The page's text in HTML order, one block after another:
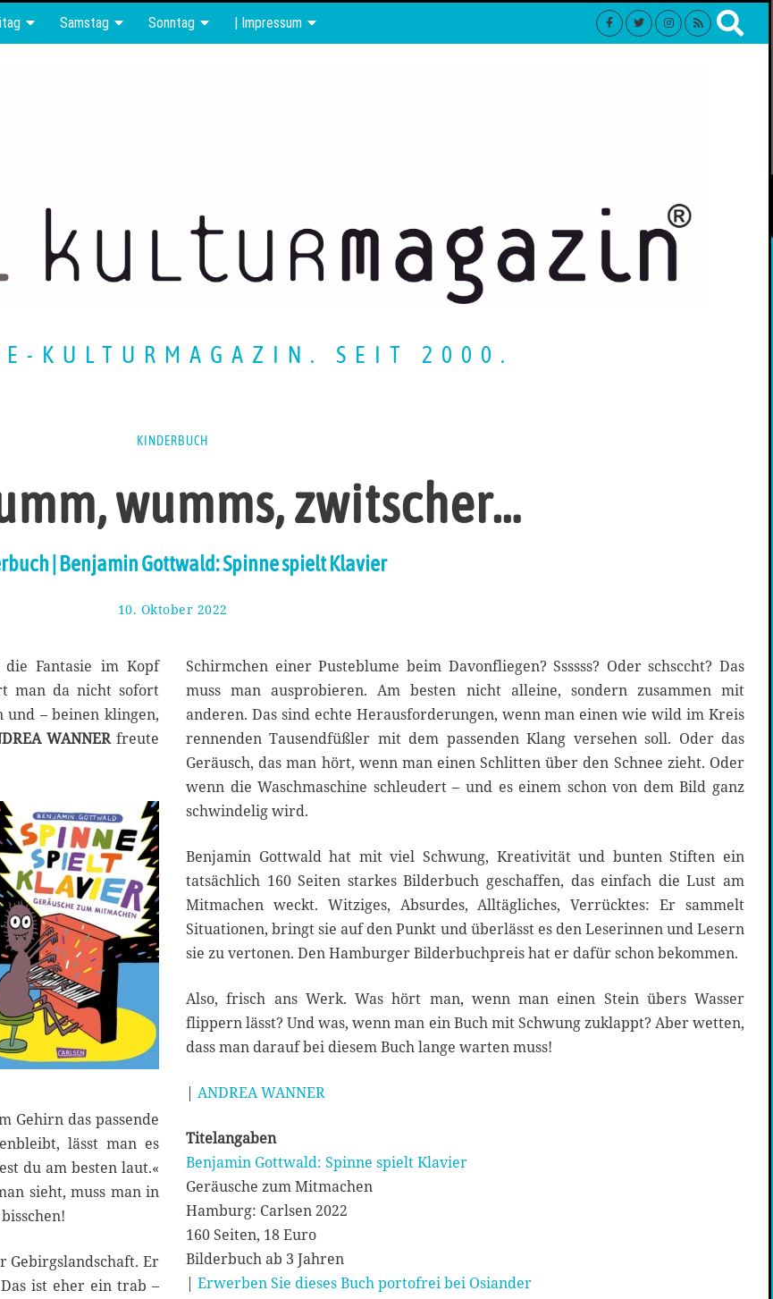
Samstag Sonntag | Impressum
KULTURMAGAZIN. SEIT 2000.
KINDERBUCH
wumms, zwitscher…
| Benjamin Gottwald: Spinne spielt Klavier
10. Oktober 2022
O
t
o
b
r
2
0
Fantasie im Kopf
man da nicht sofort
und – beinen klingen,
WANNER freute
Gehirn das passende
lässt man es
du am besten laut.«
sieht, muss man in
Gebirgslandschaft. Er
ist eher ein trab –
Schirmchen einer Pusteblume beim Davonfliegen? Ssssss? Oder schsccht? Das
muss man ausprobieren. Am besten nicht alleine, sondern zusammen mit
anderen. Das sind echte Herausforderungen, wenn man einen wie wild im Kreis
rennenden Tausendfüßler mit dem passenden Klang versehen soll. Oder das
Geräusch, das man hört, wenn man einen Schlitten über den Schnee zieht. Oder
wenn die Waschmaschine schleudert – und es einem schon von dem Bild ganz
schwindelig wird.
Benjamin Gottwald hat mit viel Schwung, Kreativität und bunten Stiften ein
tatsächlich 160 Seiten starkes Bilderbuch geschaffen, das einfach die Lust am
Mitmachen weckt. Witziges, Absurdes, Alltägliches, Verrücktes: Er sammelt
Situationen, bringt sie auf den Punkt und überlässt es den Leserinnen und Lesern
sie zu vertonen. Den Hamburger Bilderbuchpreis hat er dafür schon bekommen.
Also, frisch ans Werk. Was hört man, wenn man einen Stein übers Wasser
flippern lässt? Und was, wenn man ein Buch mit Schwung zuklappt? Aber wetten,
dass man darauf bei diesem Buch lange warten muss!
| ANDREA WANNER
Titelangaben
Benjamin Gottwald: Spinne spielt Klavier
Geräusche zum Mitmachen
Hamburg: Carlsen 2022
160 Seiten, 18 Euro
Bilderbuch ab 3 Jahren
| Erwerben Sie dieses Buch portofrei bei Osiander